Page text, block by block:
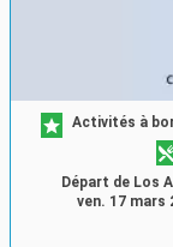
Activités à
Départ de Los
ven. 17 mars